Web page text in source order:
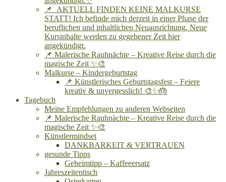
📌 AKTUELL FINDEN KEINE MALKURSE
STATT! Ich befinde mich derzeit in einer Phase der
beruflichen und inhaltlichen Neuausrichtung. Neue
Kursinhalte werden zu gegebener Zeit hier
angekündigt.
📌 Malerische Rauhnächte – Kreative Reise durch die
magische Zeit ✨🎨
Malkurse – Kindergeburtstag
📌 Künstlerisches Geburtstagsfest – Feiere
kreativ & unvergesslich! 🎨✨🎂
Tagebuch
Meine Empfehlungen zu anderen Webseiten
📌 Malerische Rauhnächte – Kreative Reise durch die
magische Zeit ✨🎨
Künstlermindset
DANKBARKEIT & VERTRAUEN
gesunde Tipps
Geheimtipp – Kaffeeersatz
Jahreszeitentisch